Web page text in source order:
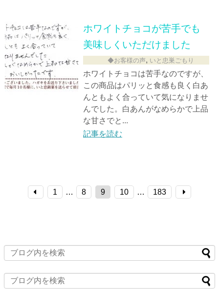
ホワイトチョコが苦手でも
美味しくいただけました
◆お客様の声, いと忠巣ごもり
ホワイトチョコは苦手なのですが、
この商品はパリッと食感も良く白あ
んともよく合っていて気になりませ
んでした。白あんがなめらかで上品
な甘さでと...
記事を読む
1 … 8 9 10 … 183